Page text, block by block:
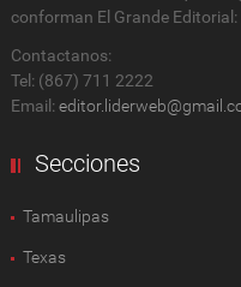
conforman El Grande Editorial:
Contactanos:
Tel: (867) 711 2222
Email:
Secciones
Tamaulipas
Texas